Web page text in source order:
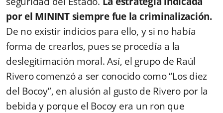
por el MININT siempre fue la criminalización.
De no existir indicios para ello, y si no había
forma de crearlos, pues se procedía a la
deslegitimación moral. Así, el grupo de Raúl
Rivero comenzó a ser conocido como “Los diez
del Bocoy”, en alusión al gusto de Rivero por la
bebida y porque el Bocoy era un ron que